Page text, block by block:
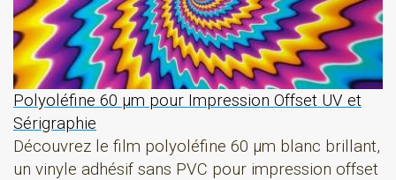
Polyoléfine 60 µm pour Impression Offset UV et
Sérigraphie
Découvrez le film polyoléfine 60 µm blanc brillant,
un vinyle adhésif sans PVC pour impression offset